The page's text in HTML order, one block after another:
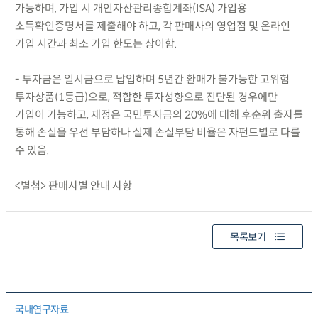
가능하며, 가입 시 개인자산관리종합계좌(ISA) 가입용
소득확인증명서를 제출해야 하고, 각 판매사의 영업점 및 온라인
가입 시간과 최소 가입 한도는 상이함.
- 투자금은 일시금으로 납입하며 5년간 환매가 불가능한 고위험
투자상품(1등급)으로, 적합한 투자성향으로 진단된 경우에만
가입이 가능하고, 재정은 국민투자금의 20%에 대해 후순위 출자를
통해 손실을 우선 부담하나 실제 손실부담 비율은 자펀드별로 다를
수 있음.
<별첨> 판매사별 안내 사항
목록보기
국내연구자료